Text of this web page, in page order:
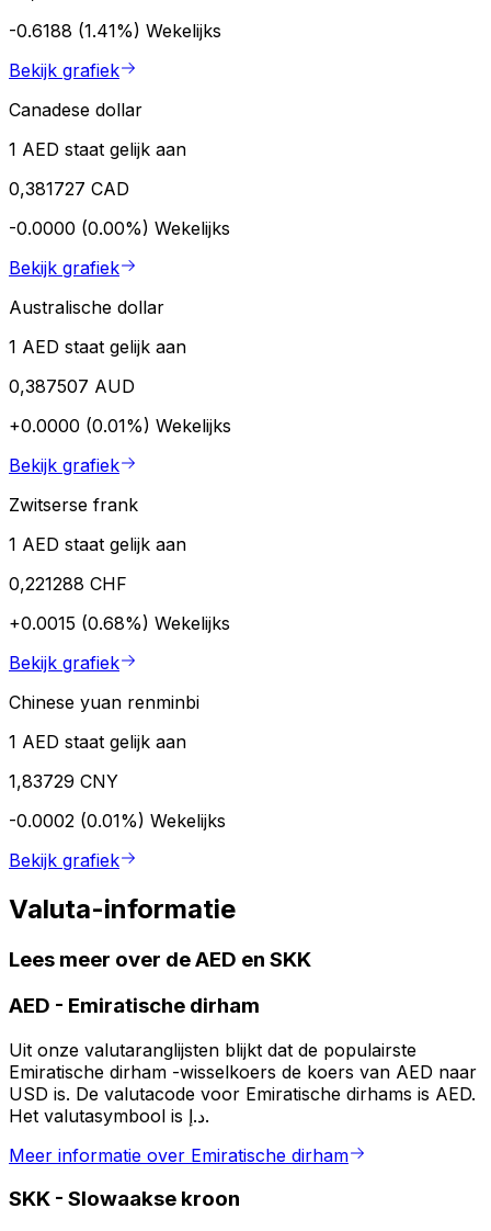
-0.6188 (1.41%) Wekelijks
Bekijk grafiek
Canadese dollar
1 AED staat gelijk aan
0,381727 CAD
-0.0000 (0.00%) Wekelijks
Bekijk grafiek
Australische dollar
1 AED staat gelijk aan
0,387507 AUD
+0.0000 (0.01%) Wekelijks
Bekijk grafiek
Zwitserse frank
1 AED staat gelijk aan
0,221288 CHF
+0.0015 (0.68%) Wekelijks
Bekijk grafiek
Chinese yuan renminbi
1 AED staat gelijk aan
1,83729 CNY
-0.0002 (0.01%) Wekelijks
Bekijk grafiek
Valuta-informatie
Lees meer over de AED en SKK
AED - Emiratische dirham
Uit onze valutaranglijsten blijkt dat de populairste
Emiratische dirham -wisselkoers de koers van AED naar
USD is. De valutacode voor Emiratische dirhams is AED.
Het valutasymbool is د.إ.
Meer informatie over Emiratische dirham
SKK - Slowaakse kroon